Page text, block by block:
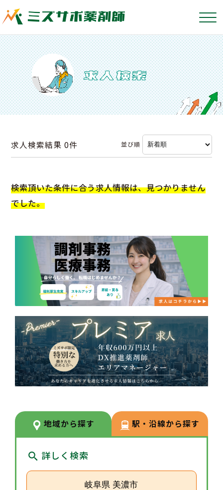
求人検索結果0件 並び順
検索頂いた条件に合う求人情報は、見つかりません
でした。
地域から探す 駅・沿線から探す
詳しく検索
岐阜県 美濃市